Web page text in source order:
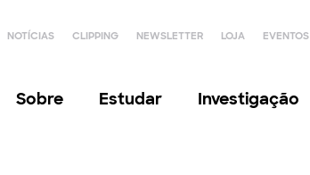
NOTÍCIAS CLIPPING NEWSLETTER LOJA EVENTOS
Sobre Estudar Investigação